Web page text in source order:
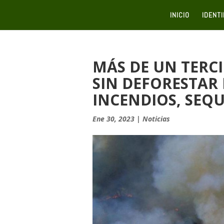
INICIO
MÁS DE UN
SIN
INCENDIOS,
Ene 30, 2023| Noticias